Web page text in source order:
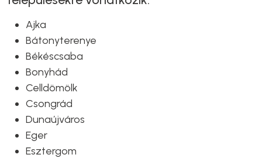
Ajka
Bátonyterenye
Békéscsaba
Bonyhád
Celldömölk
Csongrád
Dunaújváros
Eger
Esztergom